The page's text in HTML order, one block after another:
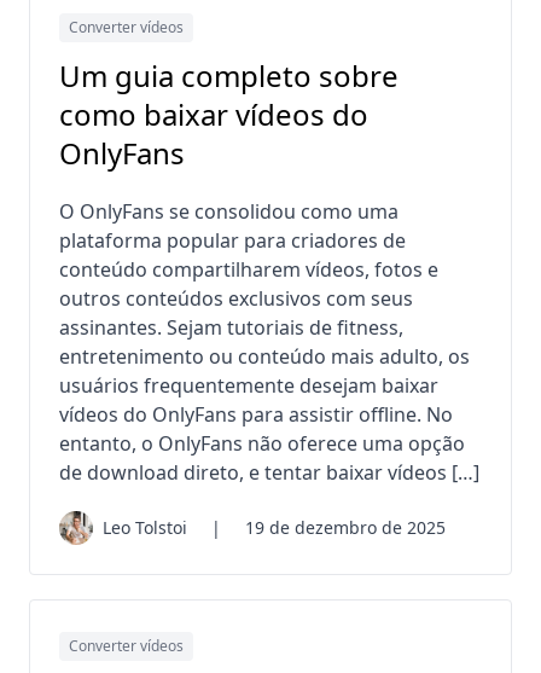
Converter vídeos
Um guia completo sobre
como baixar vídeos do
OnlyFans
O OnlyFans se consolidou como uma
plataforma popular para criadores de
conteúdo compartilharem vídeos, fotos e
outros conteúdos exclusivos com seus
assinantes. Sejam tutoriais de fitness,
entretenimento ou conteúdo mais adulto, os
usuários frequentemente desejam baixar
vídeos do OnlyFans para assistir offline. No
entanto, o OnlyFans não oferece uma opção
de download direto, e tentar baixar vídeos […]
Leo Tolstoi | 19 de dezembro de 2025
Converter vídeos